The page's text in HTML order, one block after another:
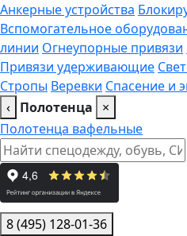
Анкерные устройства
Вспомогательное
линии Огнеупорные привязи
Привязи удерживающие
Стропы Веревки Спасение и
‹ Полотенца
×
Полотенца вафельные
8 (495) 128-01-36